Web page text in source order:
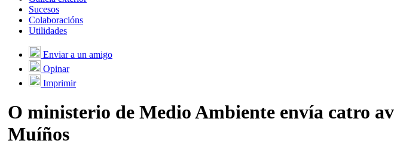
Sucesos
Colaboracións
Utilidades
Enviar a un amigo
Opinar
Imprimir
O ministerio de Medio Ambiente envía catro
Muíños